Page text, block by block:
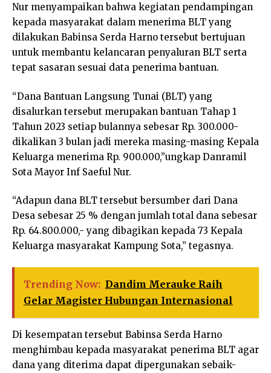
Nur menyampaikan bahwa kegiatan pendampingan
kepada masyarakat dalam menerima BLT yang
dilakukan Babinsa Serda Harno tersebut bertujuan
untuk membantu kelancaran penyaluran BLT serta
tepat sasaran sesuai data penerima bantuan.
“Dana Bantuan Langsung Tunai (BLT) yang
disalurkan tersebut merupakan bantuan Tahap 1
Tahun 2023 setiap bulannya sebesar Rp. 300.000-
dikalikan 3 bulan jadi mereka masing-masing Kepala
Keluarga menerima Rp. 900.000,”ungkap Danramil
Sota Mayor Inf Saeful Nur.
“Adapun dana BLT tersebut bersumber dari Dana
Desa sebesar 25 % dengan jumlah total dana sebesar
Rp. 64.800.000,- yang dibagikan kepada 73 Kepala
Keluarga masyarakat Kampung Sota,” tegasnya.
Trending Now: Dandim Merauke Raih
Gelar Magister Hubungan Internasional
Di kesempatan tersebut Babinsa Serda Harno
menghimbau kepada masyarakat penerima BLT agar
dana yang diterima dapat dipergunakan sebaik-